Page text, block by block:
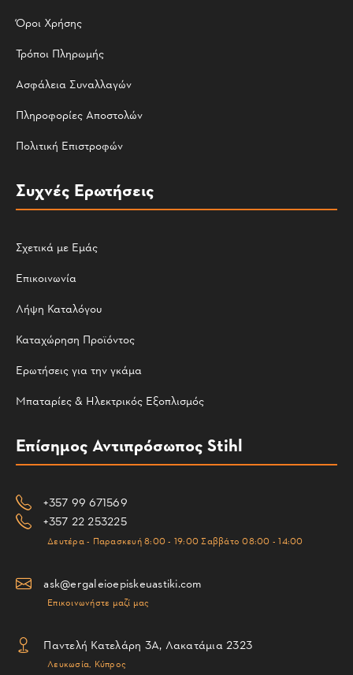
Όροι Χρήσης
Τρόποι Πληρωμής
Ασφάλεια Συναλλαγών
Πληροφορίες Αποστολών
Πολιτική Επιστροφών
Συχνές Ερωτήσεις
Σχετικά με Εμάς
Επικοινωνία
Λήψη Καταλόγου
Καταχώρηση Προϊόντος
Ερωτήσεις για την γκάμα
Μπαταρίες & Ηλεκτρικός Εξοπλισμός
Επίσημος Αντιπρόσωπος Stihl
+357 99 671569
+357 22 253225
Δευτέρα - Παρασκευή 8:00 - 19:00 Σαββάτο 08:00 - 14:00
ask@ergaleioepiskeuastiki.com
Επικοινωνήστε μαζί μας
Παντελή Κατελάρη 3Α, Λακατάμια 2323
Λευκωσία, Κύπρος